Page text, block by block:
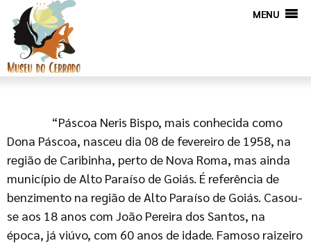
MENU
“Páscoa Neris Bispo, mais conhecida como
Dona Páscoa, nasceu dia 08 de fevereiro de 1958, na
região de Caribinha, perto de Nova Roma, mas ainda
município de Alto Paraíso de Goiás. É referência de
benzimento na região de Alto Paraíso de Goiás. Casou-
se aos 18 anos com João Pereira dos Santos, na
época, já viúvo, com 60 anos de idade. Famoso raizeiro